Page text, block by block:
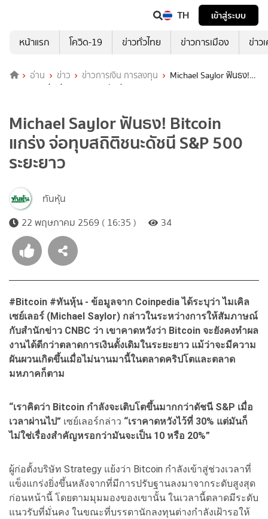
TH
เข้าสู่ระบบ
หน้าแรก
โควิด-19 ข่าวทั่วไทย ข่าวการเมือง ข่าว
อ่าน ข่าว ข่าวการเงิน การลงทุน
Michael Saylor ฟันธง!
Bitcoin แกร่ง จ่อทุบสถิติชนะดัชนี S&P 500 ระยะยาว
Michael Saylor ฟันธง! Bitcoin
แกร่ง จ่อทุบสถิติชนะดัชนี S&P 500
ระยะยาว
ทันหุ้น
22 พฤษภาคม 2569 ( 16:35 )
34
#Bitcoin #ทันหุ้น - ข้อมูลจาก Coinpediaได้ระบุว่าไมเคิล
เซย์เลอร์ (Michael Saylor) กล่าวในระหว่างการให้สัมภาษณ์
กับสำนักข่าว CNBC ว่า เขาคาดหวังว่า Bitcoin จะยังคงทำผล
งานได้ดีกว่าตลาดการเงินดั้งเดิมในระยะยาว แม้ว่าจะมีความ
ผันผวนเกิดขึ้นเมื่อไม่นานมานี้ในตลาดคริปโตและตลาด
มหภาคก็ตาม
“เราคิดว่า Bitcoin กำลังจะเติบโตขึ้นมากกว่าดัชนี S&P เมื่อ
เวลาผ่านไป” เซย์เลอร์กล่าว “เราคาดหวังไว้ที่ 30% แต่มันก็
ไม่ใช่เรื่องสำคัญหรอกว่ามันจะเป็น 10 หรือ 20%”
ผู้ก่อตั้งบริษัท Strategy แย้งว่า Bitcoin กำลังเข้าสู่ช่วงเวลาที่
แข็งแกร่งยิ่งขึ้นหลังจากที่มีการปรับฐานลงมาจากระดับสูงสุด
ก่อนหน้านี้ โดยตามมุมมองของเขานั้น ในเวลานี้ตลาดมีระดับ
แนวรับที่มั่นคง ในขณะที่บรรดานักลงทุนต่างกำลังเฝ้ารอให้